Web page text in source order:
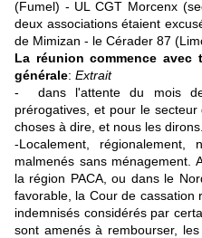
(Fumel) - UL CGT Morcenx
deux associations étaient
de Mimizan - le Cérader 87
La réunion commence
générale: Extrait
- dans l'attente du mois
prérogatives, et pour le
choses à dire, et nous les dirons.
-Localement, régionalement,
malmenés sans ménagement.
la région PACA, ou dans le
favorable, la Cour de cassation
indemnisés considérés par
sont amenés à rembourser,